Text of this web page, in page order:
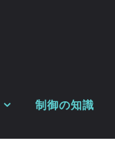
制御の知識